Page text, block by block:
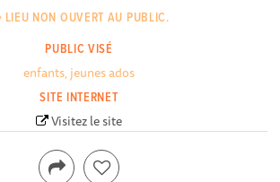
LIEU NON OUVERT AU PUBLIC.
PUBLIC VISÉ
enfants, jeunes ados
SITE INTERNET
Visitez le site